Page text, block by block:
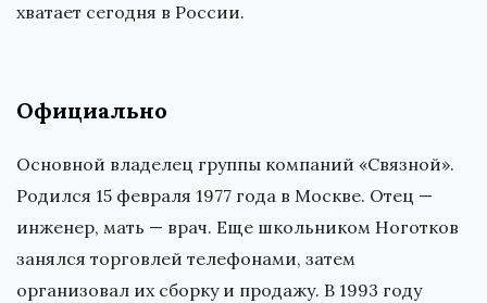
хватает сегодня в России.
Официально
Основной владелец группы компаний «Связной».
Родился 15 февраля 1977 года в Москве. Отец —
инженер, мать — врач. Еще школьником Ноготков
занялся торговлей телефонами, затем
организовал их сборку и продажу. В 1993 году